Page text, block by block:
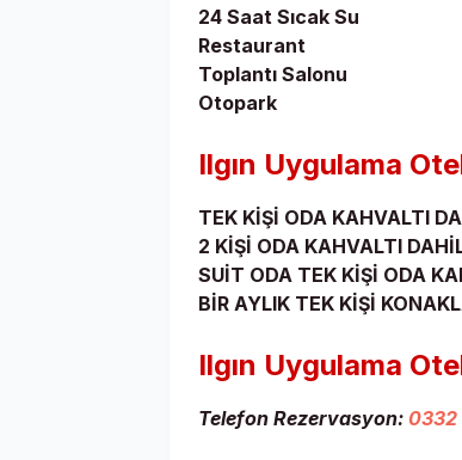
24 Saat Sıcak Su
Restaurant
Toplantı Salonu
Otopark
Ilgın Uygulama
TEK KİŞİ ODA KAHVALTI
2 KİŞİ ODA KAHVALTI
SUİT ODA TEK KİŞİ ODA
BİR AYLIK TEK KİŞİ
Ilgın Uygulama
Telefon Rezervasyon: 0332